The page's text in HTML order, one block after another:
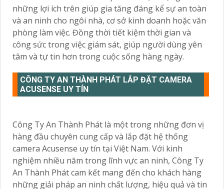
những lợi ích trên giúp gia tăng đáng kể sự an toàn
và an ninh cho ngôi nhà, cơ sở kinh doanh hoặc văn
phòng làm việc. Đồng thời tiết kiệm thời gian và
công sức trong việc giám sát, giúp người dùng yên
tâm và tự tin hơn trong cuộc sống hàng ngày.
CÔNG TY AN THÀNH PHÁT LẮP ĐẶT CAMERA
ACUSENSE UY TÍN
Công Ty An Thành Phát là một trong những đơn vị
hàng đầu chuyên cung cấp và lắp đặt hệ thống
camera Acusense uy tín tại Việt Nam. Với kinh
nghiệm nhiều năm trong lĩnh vực an ninh, Công Ty
An Thành Phát cam kết mang đến cho khách hàng
những giải pháp an ninh chất lượng, hiệu quả và tin